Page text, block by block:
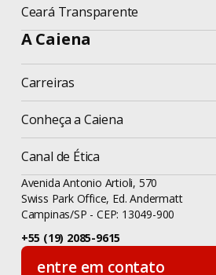
Ceará Transparente
A Caiena
Carreiras
Conheça a Caiena
Canal de Ética
Avenida Antonio Artioli, 570
Swiss Park Office, Ed. Andermatt
Campinas/SP - CEP: 13049-900
+55 (19) 2085-9615
entre em contato